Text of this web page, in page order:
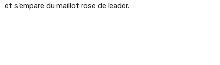
et s’empare du maillot rose de leader.